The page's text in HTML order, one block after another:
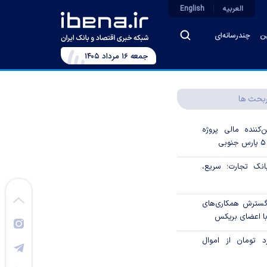
چندرسانه‌ای
العربیه English
جمعه ۱۶ مرداد ۱۴۰۵
ها
مالی پروژه
تجارت؛ سریع،
گسترش همکاری‌های
اعضای بریکس
میلیارد تومان از اموال